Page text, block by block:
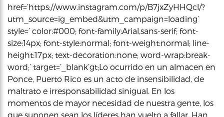
href=’https://www.instagram.com/p/B7jxZyHHQcl/?
utm_source=ig_embed&utm_campaign=loading’
style=’ color:#000; font-family:Arial,sans-serif; font-
size:14px; font-style:normal; font-weight:normal; line-
height:17px; text-decoration:none; word-wrap:break-
word;’ target=’_blank’gt;Lo ocurrido en un almacen en
Ponce, Puerto Rico es un acto de insensibilidad, de
maltrato e irresponsabilidad sinigual. En los
momentos de mayor necesidad de nuestra gente, los
que suponen sean los líderes han vuelto a fallar. Han